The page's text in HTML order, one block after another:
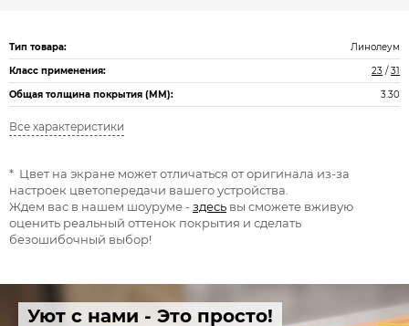
Тип товара:
Линолеум
Класс применения:
23 / 31
Общая толщина покрытия (ММ):
3.30
Все характеристики
* Цвет на экране может отличаться от оригинала из-за
настроек цветопередачи вашего устройства.
Ждем вас в нашем шоуруме -здесь вы сможете вживую
оценить реальный оттенок покрытия и сделать
безошибочный выбор!
Уют с нами - Это просто!